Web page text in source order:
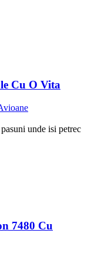
Cu O Vita
unde isi petrec
7480 Cu